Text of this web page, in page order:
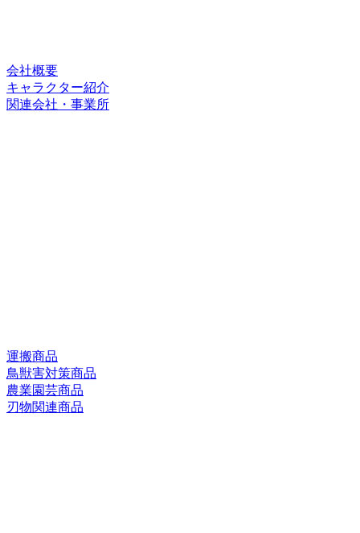
会社概要
キャラクター紹介
関連会社・事業所
運搬商品
鳥獣害対策商品
農業園芸商品
刃物関連商品